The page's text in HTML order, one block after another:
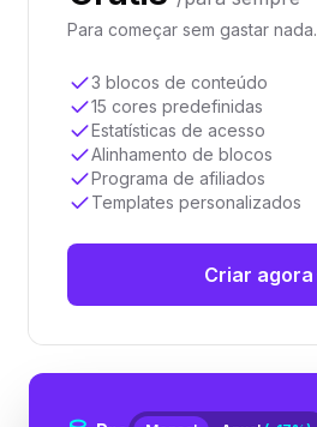
Para começar sem gastar nada.
3 blocos de conteúdo
15 cores predefinidas
Estatísticas de acesso
Alinhamento de blocos
Programa de afiliados
Templates personalizados
Criar agora